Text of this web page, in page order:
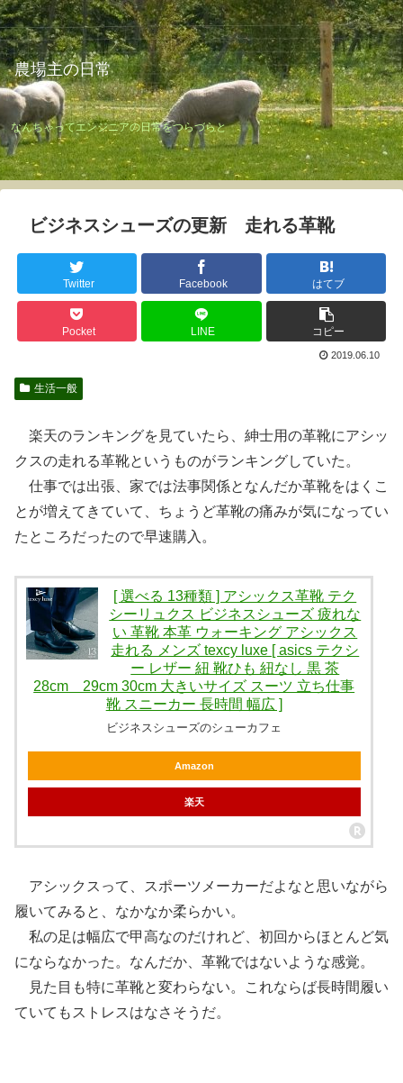
農場主の日常
なんちゃってエンジニアの日常をつらづらと
ビジネスシューズの更新 走れる革靴
Twitter Facebook はてブ
Pocket LINE コピー
2019.06.10
生活一般
楽天のランキングを見ていたら、紳士用の革靴にアシッ
クスの走れる革靴というものがランキングしていた。
仕事では出張、家では法事関係となんだか革靴をはくこ
とが増えてきていて、ちょうど革靴の痛みが気になってい
たところだったので早速購入。
[ 選べる 13種類 ] アシックス革靴 テク
シーリュクス ビジネスシューズ 疲れな
い 革靴 本革 ウォーキング アシックス
走れる メンズ texcy luxe [ asics テクシ
ー レザー 紐 靴ひも 紐なし 黒 茶
28cm 29cm 30cm 大きいサイズ スーツ 立ち仕事
靴 スニーカー 長時間 幅広 ]
ビジネスシューズのシューカフェ
Amazon
楽天
アシックスって、スポーツメーカーだよなと思いながら
履いてみると、なかなか柔らかい。
私の足は幅広で甲高なのだけれど、初回からほとんど気
にならなかった。なんだか、革靴ではないような感覚。
見た目も特に革靴と変わらない。これならば長時間履い
ていてもストレスはなさそうだ。